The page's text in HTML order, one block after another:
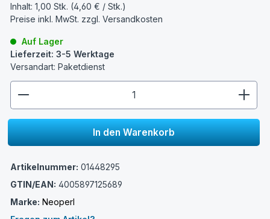
Inhalt: 1,00 Stk. (4,60 € / Stk.)
Preise inkl. MwSt. zzgl. Versandkosten
Auf Lager
Lieferzeit: 3-5 Werktage
Versandart: Paketdienst
In den Warenkorb
Artikelnummer: 01448295
GTIN/EAN: 4005897125689
Marke: Neoperl